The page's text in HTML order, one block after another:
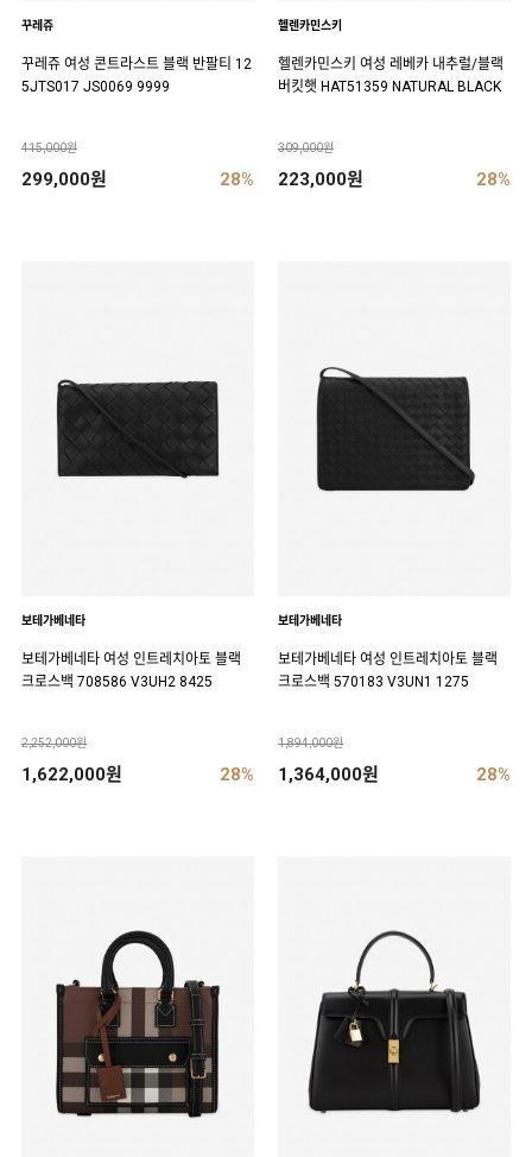
꾸레쥬
꾸레쥬 여성 콘트라스트 블랙 반팔티 12
5JTS017 JS0069 9999
415,000원
299,000원 28%
헬렌카민스키
헬렌카민스키 여성 레베카 내추럴/블랙
버킷햇 HAT51359 NATURAL BLACK
309,000원
223,000원 28%
보테가베네타
보테가베네타 여성 인트레치아토 블랙
크로스백 708586 V3UH2 8425
2,252,000원
1,622,000원 28%
보테가베네타
보테가베네타 여성 인트레치아토 블랙
크로스백 570183 V3UN1 1275
1,894,000원
1,364,000원 28%